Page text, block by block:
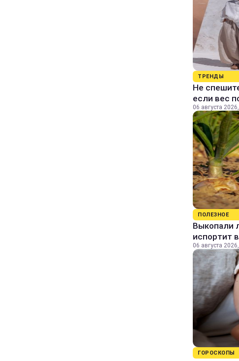
ТРЕНДЫ
Не
если вес
06 августа
ПОЛЕЗНОЕ
Выкопали
испортит
06 августа
ГОРОСКОПЫ